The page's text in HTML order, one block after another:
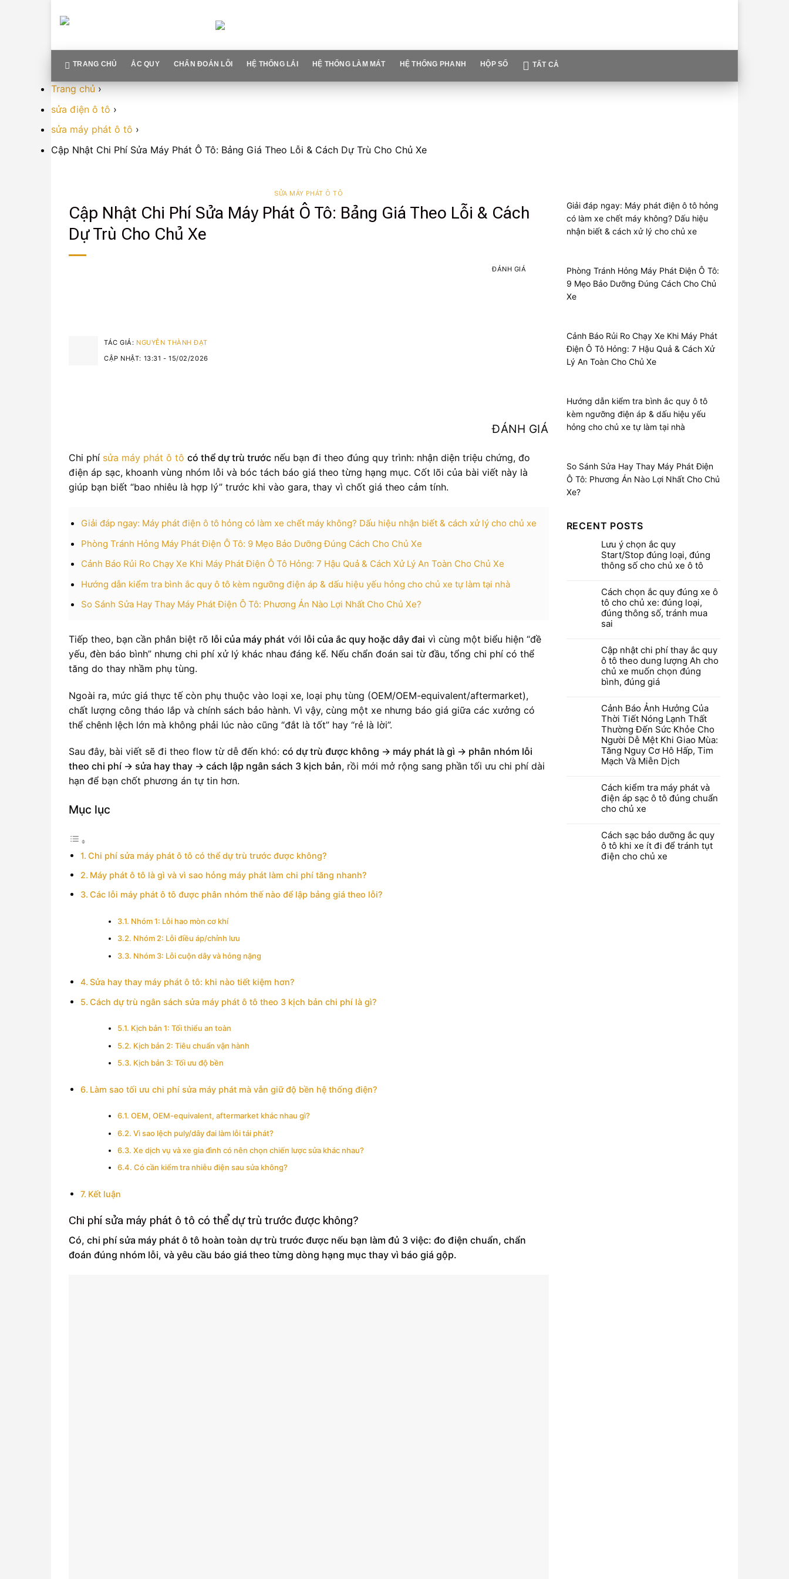
TRANG CHỦ ẮC QUY CHẨN ĐOÁN LỖI HỆ THỐNG LÁI HỆ THỐNG LÀM MÁT HỆ THỐNG PHANH HỘP SỐ TẤT CẢ
Trang chủ›
sửa điện ô tô ›
sửa máy phát ô tô ›
Cập Nhật Chi Phí Sửa Máy Phát Ô Tô: Bảng Giá Theo Lỗi & Cách Dự Trù Cho Chủ Xe
SỬA MÁY PHÁT Ô TÔ
Cập Nhật Chi Phí Sửa Máy Phát Ô Tô: Bảng Giá Theo Lỗi & Cách
Dự Trù Cho Chủ Xe
TÁC GIẢ: NGUYỄN THÀNH ĐẠT
CẬP NHẬT: 13:31 - 15/02/2026
ĐÁNH GIÁ
ĐÁNH GIÁ
Chi phí sửa máy phát ô tô có thể dự trù trước nếu bạn đi theo đúng quy trình: nhận diện triệu chứng, đo
điện áp sạc, khoanh vùng nhóm lỗi và bóc tách báo giá theo từng hạng mục. Cốt lõi của bài viết này là
giúp bạn biết “bao nhiêu là hợp lý” trước khi vào gara, thay vì chốt giá theo cảm tính.
Giải đáp ngay: Máy phát điện ô tô hỏng có làm xe chết máy không? Dấu hiệu nhận biết & cách xử lý cho chủ xe
Phòng Tránh Hỏng Máy Phát Điện Ô Tô: 9 Mẹo Bảo Dưỡng Đúng Cách Cho Chủ Xe
Cảnh Báo Rủi Ro Chạy Xe Khi Máy Phát Điện Ô Tô Hỏng: 7 Hậu Quả & Cách Xử Lý An Toàn Cho Chủ Xe
Hướng dẫn kiểm tra bình ắc quy ô tô kèm ngưỡng điện áp & dấu hiệu yếu hỏng cho chủ xe tự làm tại nhà
So Sánh Sửa Hay Thay Máy Phát Điện Ô Tô: Phương Án Nào Lợi Nhất Cho Chủ Xe?
Tiếp theo, bạn cần phân biệt rõ lỗi của máy phát với lỗi của ắc quy hoặc dây đai vì cùng một biểu hiện “đề
yếu, đèn báo bình” nhưng chi phí xử lý khác nhau đáng kể. Nếu chẩn đoán sai từ đầu, tổng chi phí có thể
tăng do thay nhầm phụ tùng.
Ngoài ra, mức giá thực tế còn phụ thuộc vào loại xe, loại phụ tùng (OEM/OEM-equivalent/aftermarket),
chất lượng công tháo lắp và chính sách bảo hành. Vì vậy, cùng một xe nhưng báo giá giữa các xưởng có
thể chênh lệch lớn mà không phải lúc nào cũng “đắt là tốt” hay “rẻ là lời”.
Sau đây, bài viết sẽ đi theo flow từ dễ đến khó: có dự trù được không → máy phát là gì → phân nhóm lỗi
theo chi phí → sửa hay thay → cách lập ngân sách 3 kịch bản, rồi mới mở rộng sang phần tối ưu chi phí dài
hạn để bạn chốt phương án tự tin hơn.
Mục lục
Chi phí sửa máy phát ô tô có thể dự trù trước được không?
Máy phát ô tô là gì và vì sao hỏng máy phát làm chi phí tăng nhanh?
Các lỗi máy phát ô tô được phân nhóm thế nào để lập bảng giá theo lỗi?
Nhóm 1: Lỗi hao mòn cơ khí
Nhóm 2: Lỗi điều áp/chỉnh lưu
Nhóm 3: Lỗi cuộn dây và hỏng nặng
Sửa hay thay máy phát ô tô: khi nào tiết kiệm hơn?
Cách dự trù ngân sách sửa máy phát ô tô theo 3 kịch bản chi phí là gì?
Kịch bản 1: Tối thiểu an toàn
Kịch bản 2: Tiêu chuẩn vận hành
Kịch bản 3: Tối ưu độ bền
Làm sao tối ưu chi phí sửa máy phát mà vẫn giữ độ bền hệ thống điện?
OEM, OEM-equivalent, aftermarket khác nhau gì?
Vì sao lệch puly/dây đai làm lỗi tái phát?
Xe dịch vụ và xe gia đình có nên chọn chiến lược sửa khác nhau?
Có cần kiểm tra nhiễu điện sau sửa không?
Kết luận
Chi phí sửa máy phát ô tô có thể dự trù trước được không?
Có, chi phí sửa máy phát ô tô hoàn toàn dự trù trước được nếu bạn làm đủ 3 việc: đo điện chuẩn, chẩn
đoán đúng nhóm lỗi, và yêu cầu báo giá theo từng dòng hạng mục thay vì báo giá gộp.
Giải đáp ngay: Máy phát điện ô tô hỏng
có làm xe chết máy không? Dấu hiệu
nhận biết & cách xử lý cho chủ xe
Phòng Tránh Hỏng Máy Phát Điện Ô Tô:
9 Mẹo Bảo Dưỡng Đúng Cách Cho Chủ
Xe
Cảnh Báo Rủi Ro Chạy Xe Khi Máy Phát
Điện Ô Tô Hỏng: 7 Hậu Quả & Cách Xử
Lý An Toàn Cho Chủ Xe
Hướng dẫn kiểm tra bình ắc quy ô tô
kèm ngưỡng điện áp & dấu hiệu yếu
hỏng cho chủ xe tự làm tại nhà
So Sánh Sửa Hay Thay Máy Phát Điện
Ô Tô: Phương Án Nào Lợi Nhất Cho Chủ
Xe?
RECENT POSTS
Lưu ý chọn ắc quy
Start/Stop đúng loại, đúng
thông số cho chủ xe ô tô
Cách chọn ắc quy đúng xe ô
tô cho chủ xe: đúng loại,
đúng thông số, tránh mua
sai
Cập nhật chi phí thay ắc quy
ô tô theo dung lượng Ah cho
chủ xe muốn chọn đúng
bình, đúng giá
Cảnh Báo Ảnh Hưởng Của
Thời Tiết Nóng Lạnh Thất
Thường Đến Sức Khỏe Cho
Người Dễ Mệt Khi Giao Mùa:
Tăng Nguy Cơ Hô Hấp, Tim
Mạch Và Miễn Dịch
Cách kiểm tra máy phát và
điện áp sạc ô tô đúng chuẩn
cho chủ xe
Cách sạc bảo dưỡng ắc quy
ô tô khi xe ít đi để tránh tụt
điện cho chủ xe